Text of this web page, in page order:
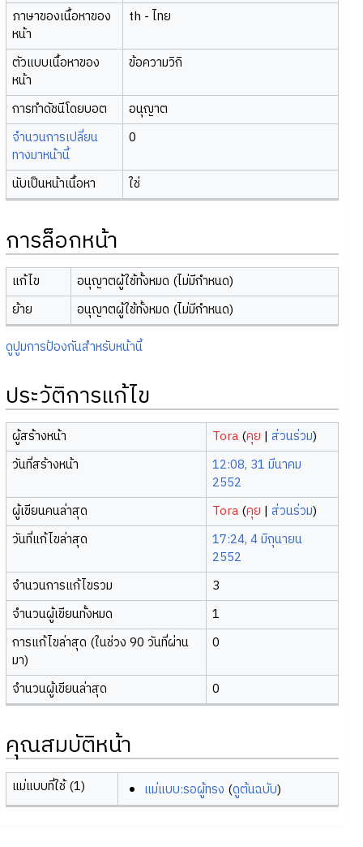
ภาษาของเนื้อหาของ
หน้า
th - ไทย
ตัวแบบเนื้อหาของ
หน้า
ข้อความวิกิ
การทำดัชนีโดยบอต
อนุญาต
จำนวนการเปลี่ยน
ทางมาหน้านี้
0
นับเป็นหน้าเนื้อหา ใช่
การล็อกหน้า
แก้ไข
อนุญาตผู้ใช้ทั้งหมด (ไม่มีกำหนด)
ย้าย
อนุญาตผู้ใช้ทั้งหมด (ไม่มีกำหนด)
ดูปูมการป้องกันสำหรับหน้านี้
ประวัติการแก้ไข
ผู้สร้างหน้า Tora (คุย |ส่วนร่วม)
วันที่สร้างหน้า
12:08, 31 มีนาคม
2552
ผู้เขียนคนล่าสุด
Tora (คุย |ส่วนร่วม)
วันที่แก้ไขล่าสุด
17:24, 4 มิถุนายน
2552
จำนวนการแก้ไขรวม
3
จำนวนผู้เขียนทั้งหมด
1
การแก้ไขล่าสุด (ในช่วง 90 วันที่ผ่าน
มา)
0
จำนวนผู้เขียนล่าสุด 0
คุณสมบัติหน้า
แม่แบบที่ใช้ (1) แม่แบบ:รอผู้ทรง (ดูต้นฉบับ)